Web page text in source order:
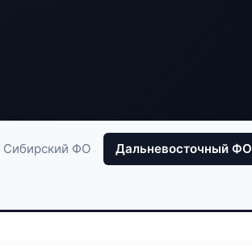
Сибирский ФО Дальневосточный ФО